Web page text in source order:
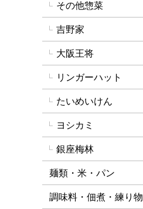
その他惣菜
吉野家
大阪王将
リンガーハット
たいめいけん
ヨシカミ
銀座梅林
麺類・米・パン
調味料・佃煮・練り物